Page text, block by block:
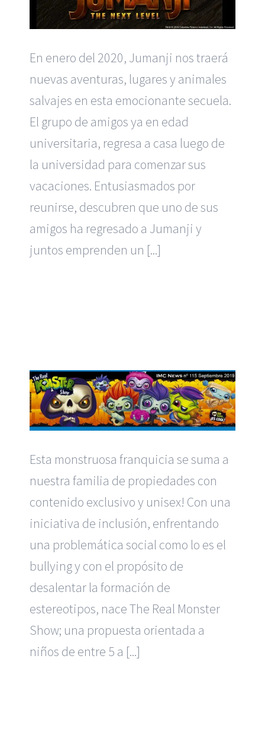
En enero del 2020, Jumanji nos traerá
nuevas aventuras, lugares y animales
salvajes en esta emocionante secuela.
El grupo de amigos ya en edad
universitaria, regresa a casa luego de
la universidad para comenzar sus
vacaciones. Entusiasmados por
reunirse, descubren que uno de sus
amigos ha regresado a Jumanji y
juntos emprenden un [...]
Esta monstruosa franquicia se suma a
nuestra familia de propiedades con
contenido exclusivo y unisex! Con una
iniciativa de inclusión, enfrentando
una problemática social como lo es el
bullying y con el propósito de
desalentar la formación de
estereotipos, nace The Real Monster
Show; una propuesta orientada a
niños de entre 5 a [...]